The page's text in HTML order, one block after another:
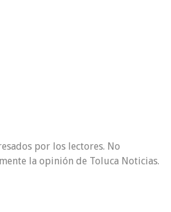
por los lectores. No
la opinión de Toluca Noticias.